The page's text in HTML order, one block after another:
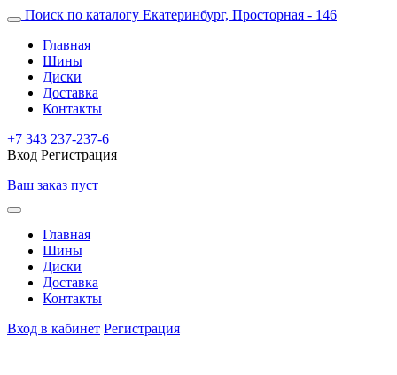
Поиск по каталогу Екатеринбург, Просторная - 146
Главная
Шины
Диски
Доставка
Контакты
+7 343 237-237-6
Вход Регистрация
Ваш заказ пуст
Главная
Шины
Диски
Доставка
Контакты
Вход в кабинет Регистрация